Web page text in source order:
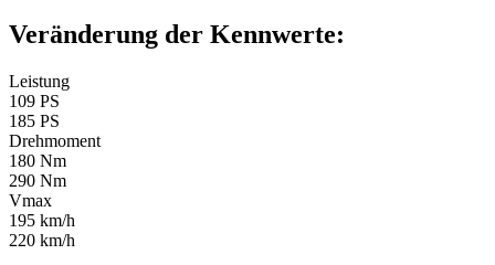
Veränderung der Kennwerte:
Leistung
109 PS
185 PS
Drehmoment
180 Nm
290 Nm
Vmax
195 km/h
220 km/h